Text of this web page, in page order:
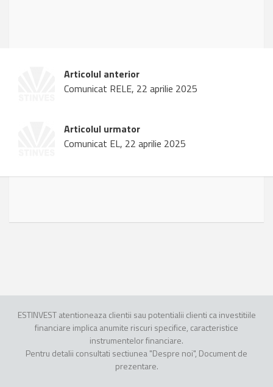
Articolul anterior
Comunicat RELE, 22 aprilie 2025
Articolul urmator
Comunicat EL, 22 aprilie 2025
ESTINVEST atentioneaza clientii sau potentialii clienti ca investitiile
financiare implica anumite riscuri specifice, caracteristice
instrumentelor financiare.
Pentru detalii consultati sectiunea "Despre noi", Document de
prezentare.